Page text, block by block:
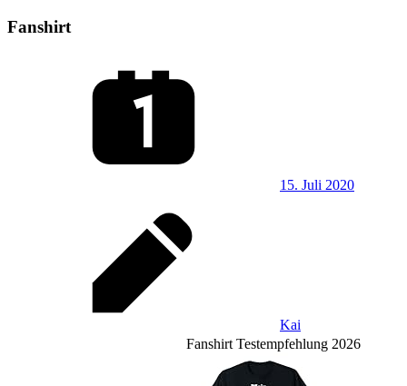
Fanshirt
15. Juli 2020
Kai
Fanshirt Testempfehlung 2026